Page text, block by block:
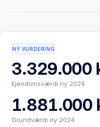
NY VURDERING
3.329.000
Ejendomsværdi ny 2024
1.881.000
Grundværdi ny 2024